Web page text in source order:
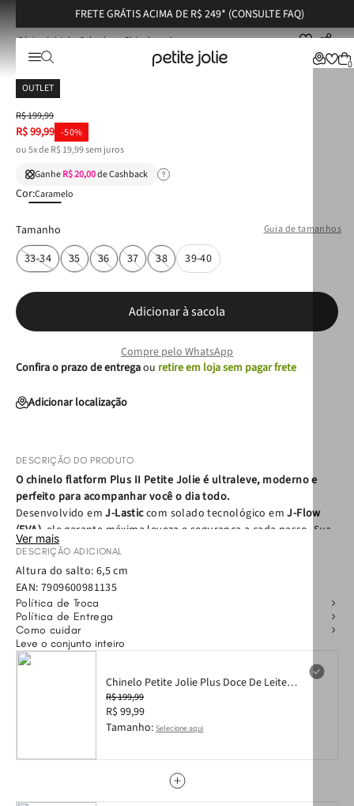
FRETE GRÁTIS ACIMA DE R$ 249* (CONSULTE FAQ)
0
Calçados Chinelos Chinelo Petite Jolie Plus Doce De Leite PJ7350
Chinelo Petite Jolie Plus Doce De Leite PJ7350
OUTLET
R$199,99
R$99,99 -50%
ou5x deR$ 19,99sem juros
GanheR$ 20,00de Cashback
Cor:Caramelo
Guia de tamanhos
Tamanho
33-34
35 36 37 38 39-40
Adicionar à sacola
Compre pelo WhatsApp
Confira o prazo de entregaou retire em loja sem pagar frete
Adicionar localização
DESCRIÇÃO DO PRODUTO
O chinelo flatform Plus II Petite Jolie é ultraleve, moderno e
perfeito para acompanhar você o dia todo.
Desenvolvido emJ-Lasticcom solado tecnológico emJ-Flow
(EVA) , ele garante máxima leveza e segurança a cada passo. Sua
tira larga e estruturada
acabamento brilhoso
procura.
Por que escolher o Plus II?
• Solado Flatform:Altura ideal com conforto anatômico.
• Tecnologia J-Flow:
Durável, resistente e muito fácil de limpar.
Ideal para o dia a dia, praia ou momentos de
Ver mais
DESCRIÇÃO ADICIONAL
Altura do salto: 6,5 cm
EAN: 7909600981135
Política de Troca
Política de Entrega
Como cuidar
Leve o conjunto inteiro
Chinelo Petite Jolie Plus Doce De Leite
PJ7350 39-0
R$ 199,99
R$ 99,99
Tamanho: Selecione aqui